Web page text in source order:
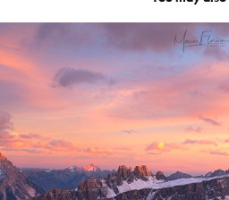
Tramonto dal Rifugio